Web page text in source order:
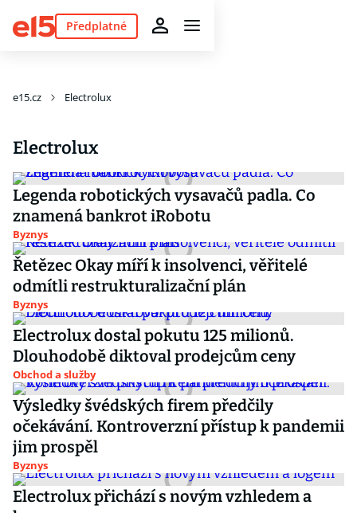
Předplatné
e15.cz Electrolux
Electrolux
Legenda robotických vysavačů padla. Co
znamená bankrot iRobotu
Byznys
Řetězec Okay míří k insolvenci, věřitelé
odmítli restrukturalizační plán
Byznys
Electrolux dostal pokutu 125 milionů.
Dlouhodobě diktoval prodejcům ceny
Obchod a služby
Výsledky švédských firem předčily
očekávání. Kontroverzní přístup k pandemii
jim prospěl
Byznys
Electrolux přichází s novým vzhledem a